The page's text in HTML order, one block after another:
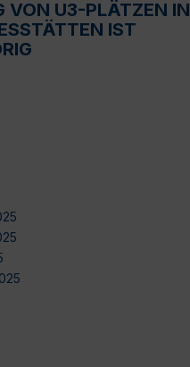
VON U3-PLÄTZEN IN
IST